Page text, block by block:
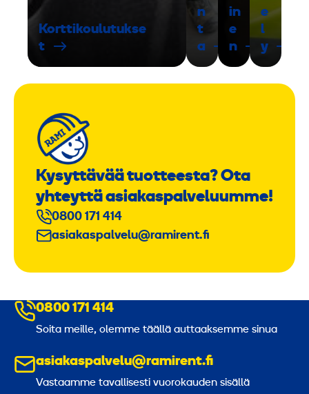
Korttikoulutukse
t
n
t
a
in
e
n
e
l
y
Kysyttävää tuotteesta? Ota
yhteyttä asiakaspalveluumme!
0800 171 414
asiakaspalvelu@ramirent.fi
0800 171 414
Soita meille, olemme täällä auttaaksemme sinua
asiakaspalvelu@ramirent.fi
Vastaamme tavallisesti vuorokauden sisällä